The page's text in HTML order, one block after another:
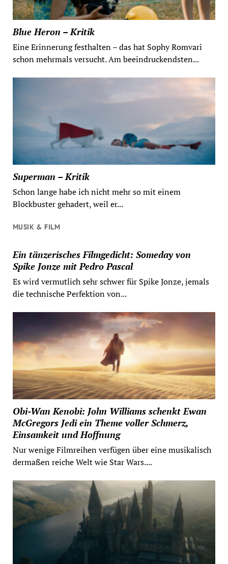
Blue Heron – Kritik
Eine Erinnerung festhalten – das hat Sophy Romvari
schon mehrmals versucht. Am beeindruckendsten...
Superman – Kritik
Schon lange habe ich nicht mehr so mit einem
Blockbuster gehadert, weil er...
MUSIK & FILM
Ein tänzerisches Filmgedicht: Someday von
Spike Jonze mit Pedro Pascal
Es wird vermutlich sehr schwer für Spike Jonze, jemals
die technische Perfektion von...
Obi-Wan Kenobi: John Williams schenkt Ewan
McGregors Jedi ein Theme voller Schmerz,
Einsamkeit und Hoffnung
Nur wenige Filmreihen verfügen über eine musikalisch
dermaßen reiche Welt wie Star Wars....